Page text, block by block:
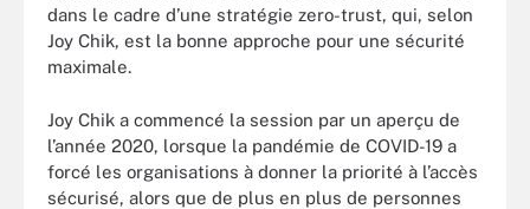
dans le cadre d’une stratégie zero-trust, qui, selon
Joy Chik, est la bonne approche pour une sécurité
maximale.
Joy Chik a commencé la session par un aperçu de
l’année 2020, lorsque la pandémie de COVID-19 a
forcé les organisations à donner la priorité à l’accès
sécurisé, alors que de plus en plus de personnes